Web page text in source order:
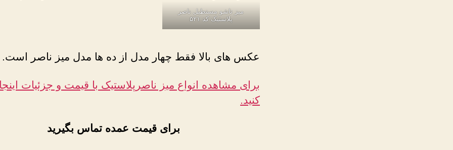
میز تاشو مستطیل ناصر
پلاستیک کد ۵۲۱
عکس های بالا فقط چهار مدل از ده ها مدل میز ناصر است.
برای مشاهده انواع میز ناصرپلاستیک با قیمت و جزئیات
کنید.
برای قیمت عمده تماس بگیرید